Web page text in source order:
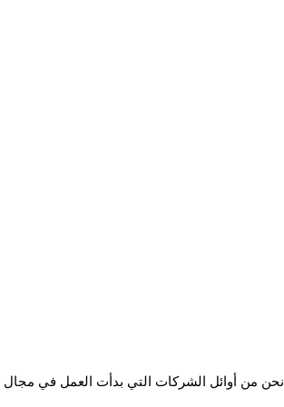
نحن من أوائل الشركات التي بدأت العمل في مجال